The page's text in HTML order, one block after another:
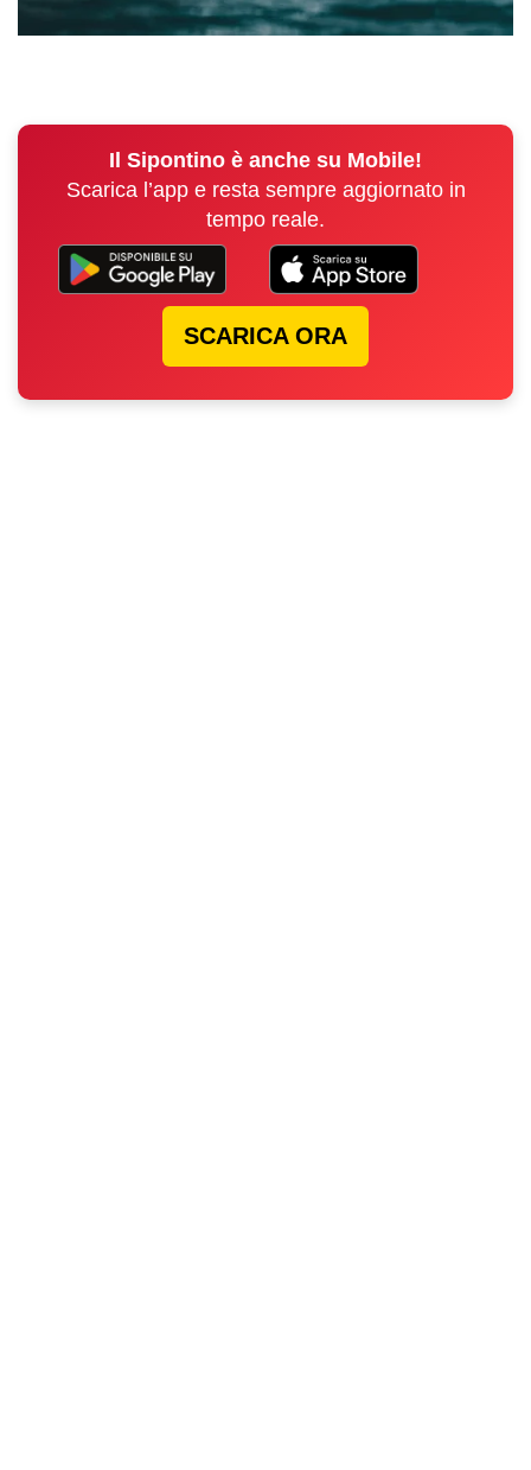
Il Sipontino è anche su Mobile!
Scarica l’app e resta sempre aggiornato in
tempo reale.
SCARICA ORA